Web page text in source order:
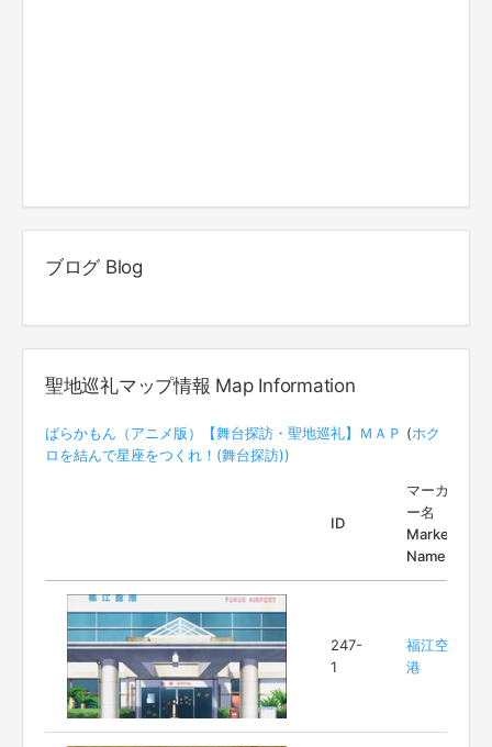
ブログ Blog
聖地巡礼マップ情報 Map Information
ばらかもん（アニメ版）【舞台探訪・聖地巡礼】ＭＡＰ (ホク
ロを結んで星座をつくれ！(舞台探訪))
ID
マーカ
ー名
Marker
Name
247-
1
福江空
港